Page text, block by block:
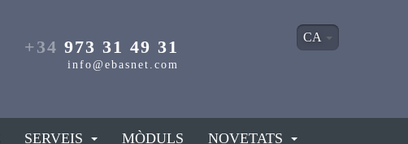
CA
SERVEIS MÒDULS NOVETATS
+34 973 31 49 31
info@ebasnet.com